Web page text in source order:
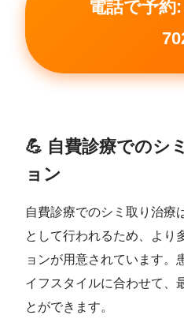
電話で予約
💪 自費診療でのシ
ョン
自費診療でのシミ取り治療
として行われるため、より
ョンが用意されています。
イフスタイルに合わせて、
とができます。